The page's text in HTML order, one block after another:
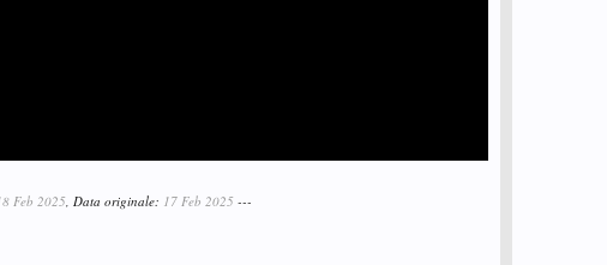
Feb 2025, Data originale: 17 Feb 2025 ---